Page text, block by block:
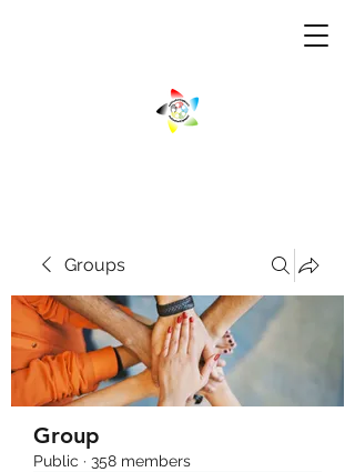
Groups
Group
Public · 358 members